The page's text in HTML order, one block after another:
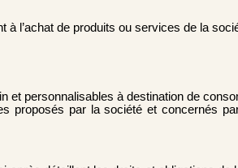
l’achat de produits ou services de la
et personnalisables à destination de
proposés par la société et concernés